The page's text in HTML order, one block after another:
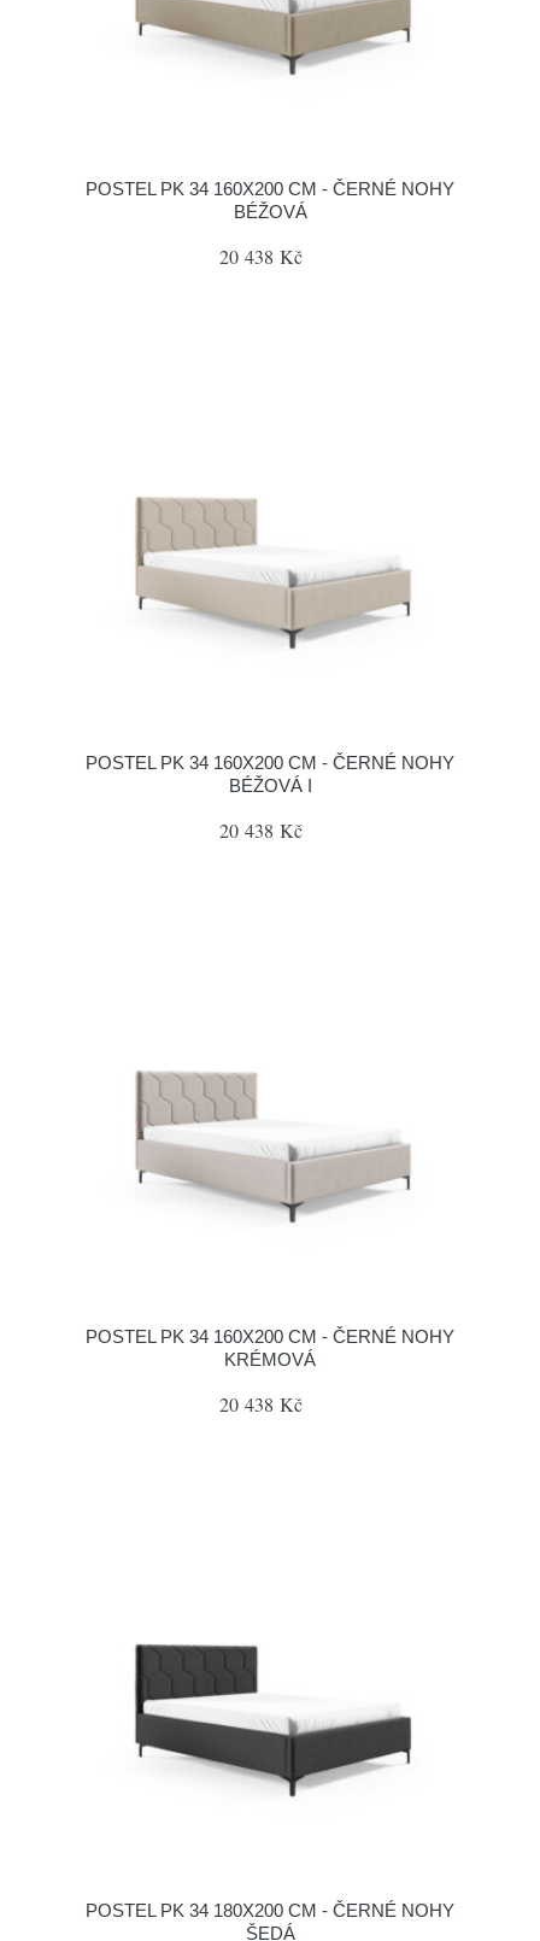
POSTEL PK 34 160X200 CM - ČERNÉ NOHY
BÉŽOVÁ
20 438 Kč
POSTEL PK 34 160X200 CM - ČERNÉ NOHY
BÉŽOVÁ I
20 438 Kč
POSTEL PK 34 160X200 CM - ČERNÉ NOHY
KRÉMOVÁ
20 438 Kč
POSTEL PK 34 180X200 CM - ČERNÉ NOHY
ŠEDÁ